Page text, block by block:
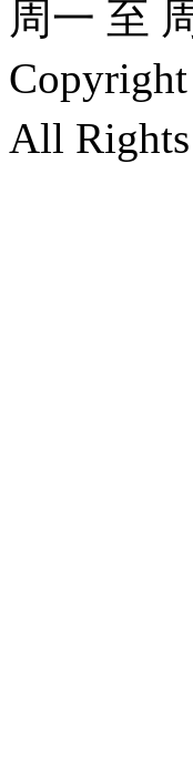
周一 至
Copyright
All Rights